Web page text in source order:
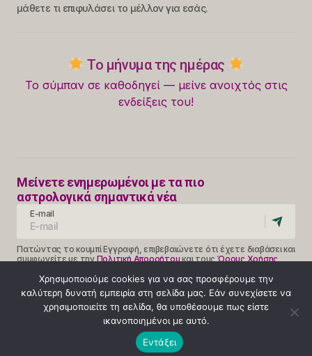
μάθετε τι επιφυλάσει το μέλλον για εσάς.
Το μήνυμα της ημέρας
Το σύμπαν σε καθοδηγεί — μείνε ανοιχτός στις
ενδείξεις του!
Μείνετε ενημερωμένοι με τα πιο
αστρολογικά σημαντικά νέα
E-mail
Πατώντας το κουμπί Εγγραφή, επιβεβαιώνετε ότι έχετε διαβάσει και
συμφωνείτε με τηνΠολιτική Απορρήτουκαι τουςΌρους Χρήσης
ΠΟΛΙΤΙΚΗ ΑΠΟΡΡΗΤΟΥABOUT
© 2025 Provlepseis. Με την επιφύλαξη παντός δικαιώματος.
Κλήση 14990
Χρησιμοποιούμε cookies για να σας προσφέρουμε την
καλύτερη δυνατή εμπειρία στη σελίδα μας. Εάν συνεχίσετε να
χρησιμοποιείτε τη σελίδα, θα υποθέσουμε πως είστε
ικανοποιημένοι με αυτό.
Εντάξει